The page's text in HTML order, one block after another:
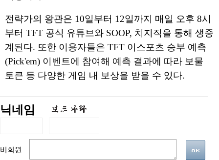
전략가의 왕관은 10일부터 12일까지 매일 오후 8시
부터 TFT 공식 유튜브와 SOOP, 치지직을 통해 생중
계된다. 또한 이용자들은 TFT 이스포츠 승부 예측
(Pick'em) 이벤트에 참여해 예측 결과에 따라 보물
토큰 등 다양한 게임 내 보상을 받을 수 있다.
닉네임
비회원